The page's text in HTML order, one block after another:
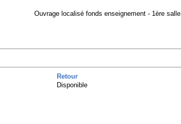
Ouvrage localisé fonds enseignement - 1ère salle
Retour
Disponible